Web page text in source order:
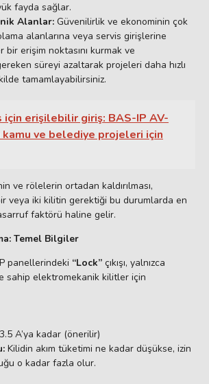
fayda sağlar.
Alanlar: Güvenilirlik ve ekonominin çok
alanlarına veya servis girişlerine
bir erişim noktasını kurmak ve
süreyi azaltarak projeleri daha hızlı
tamamlayabilirsiniz.
için erişilebilir giriş: BAS-IP AV-
kamu ve belediye projeleri için
ve rölelerin ortadan kaldırılması,
veya iki kilitin gerektiği bu durumlarda en
faktörü haline gelir.
Temel Bilgiler
panellerindeki “Lock” çıkışı, yalnızca
sahip elektromekanik kilitler için
3.5 A’ya kadar (önerilir)
Kilidin akım tüketimi ne kadar düşükse, izin
o kadar fazla olur.